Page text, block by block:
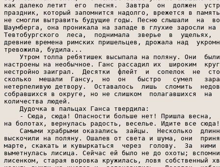
как далеко летит  его  песня.  Завтра  он  должен
праздник, который запомнится надолго, врежется в
не смогли вытравить будущие годы. Песню слышали  на
Шаумберга, она проникала на западе в глухие заросли на
Тевтобургского  леса,  поднимала  зверье  в  ущельях,
древние времена римских пришельцев, дрожала над
тревожила, будила...
Утром толпа ребятишек высыпала на поляну. Они
настроены на необычное. Ганс рассадил их  широким
нестройно заиграл.  Десятки  флейт  и  сопелок  не
сколько  мешали  Гансу,  но  он   быстро   сумел
нетерпеливую детвору.  Оставалось  лишь  сломить
собравшихся в округе, но не слишком  полагавшихся  на
количества людей.
    Дудочка в пальцах Ганса твердила:
- Сюда, сюда! Опасности больше нет! Пришла весна,
на болотах, вернулась радость, веселье. Идите все сюда!
Самыми храбрыми оказались  зайцы.  Несколько
выскочили на поляну. Ошалев от света и шума, они
марте, скакать и кувыркаться  через  голову.  За  ними
выметнулась лисица. Сейчас ей было не до охоты;
лисенком, старая воровка кружилась, ловя собственный